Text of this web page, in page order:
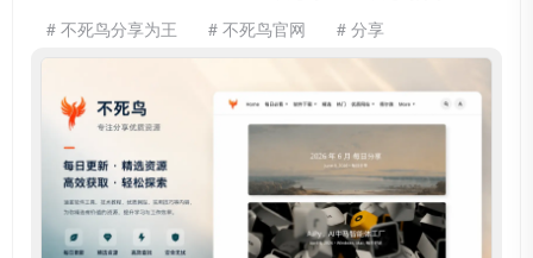
# 不死鸟分享为王
# 不死鸟官网 # 分享